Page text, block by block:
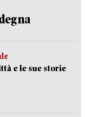
e le sue storie